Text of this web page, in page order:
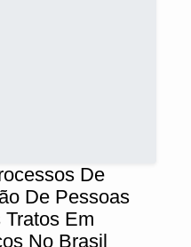
De
De Pessoas
Em
No Brasil